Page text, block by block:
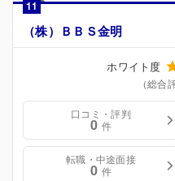
11
（株）ＢＢＳ金明
ホワイト度
（総合
口コミ・評判
0 件
転職・中途面接
0 件